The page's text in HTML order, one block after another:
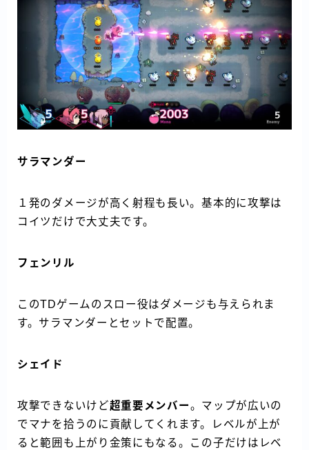
サラマンダー
１発のダメージが高く射程も長い。基本的に攻撃は
コイツだけで大丈夫です。
フェンリル
このTDゲームのスロー役はダメージも与えられま
す。サラマンダーとセットで配置。
シェイド
攻撃できないけど超重要メンバー。マップが広いの
でマナを拾うのに貢献してくれます。レベルが上が
ると範囲も上がり金策にもなる。この子だけはレベ